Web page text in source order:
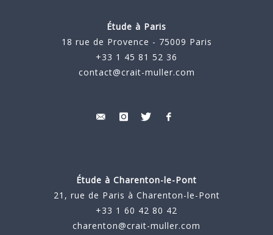
Étude à Paris
18 rue de Provence - 75009 Paris
+33 1 45 81 52 36
contact@crait-muller.com
Étude à Charenton-le-Pont
21, rue de Paris à Charenton-le-Pont
+33 1 60 42 80 42
charenton@crait-muller.com